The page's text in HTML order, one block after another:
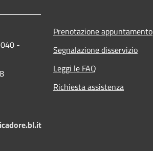
-
Prenotazione appuntamento
Segnalazione disservizio
Leggi le FAQ
Richiesta assistenza